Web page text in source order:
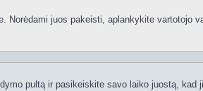
Norėdami juos pakeisti, aplankykite
pultą ir pasikeiskite savo laiko juostą,